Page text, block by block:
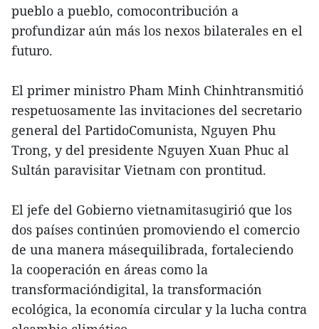
pueblo a pueblo, comocontribución a
profundizar aún más los nexos bilaterales en el
futuro.
El primer ministro Pham Minh Chinhtransmitió
respetuosamente las invitaciones del secretario
general del PartidoComunista, Nguyen Phu
Trong, y del presidente Nguyen Xuan Phuc al
Sultán paravisitar Vietnam con prontitud.
El jefe del Gobierno vietnamitasugirió que los
dos países continúen promoviendo el comercio
de una manera másequilibrada, fortaleciendo
la cooperación en áreas como la
transformacióndigital, la transformación
ecológica, la economía circular y la lucha contra